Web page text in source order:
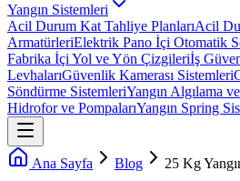
Yangın Sistemleri
Acil Durum Kat Tahliye PlanlarıAcil
ArmatürleriElektrik Pano İçi Otomatik
Fabrika İçi Yol ve Yön Çizgileriİş
LevhalarıGüvenlik Kamerası Sistemleri
Söndürme SistemleriYangın Algılama
Hidrofor ve PompalarıYangın Spring
Ana Sayfa Blog 25 Kg